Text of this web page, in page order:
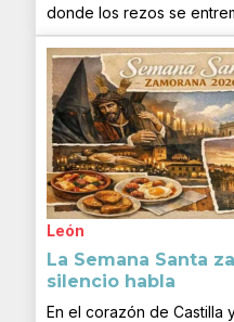
donde los rezos se
León
La Semana Santa
silencio habla
En el corazón de Castilla